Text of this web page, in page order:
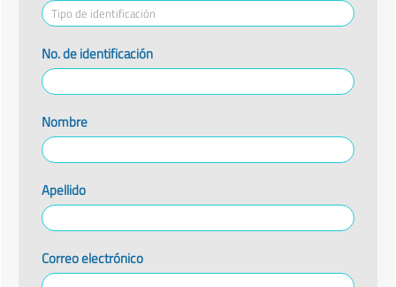
No. de identificación
Nombre
Apellido
Correo electrónico